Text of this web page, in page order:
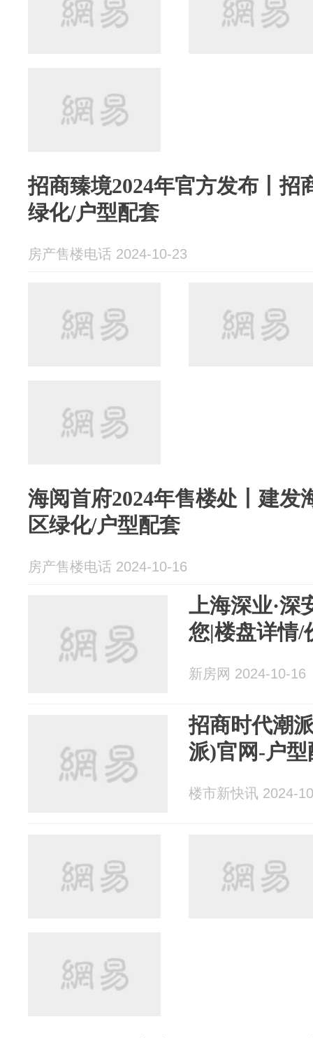
招商臻境2024年官方发布丨招
绿化/户型配套
房产售楼电话 2024-10-23
海阅首府2024年售楼处丨建发
区绿化/户型配套
房产售楼电话 2024-10-16
上海深业·深
您|楼盘详情/
新房网 2024-10-16
招商时代潮
派)官网-户
楼市新快讯 2024-